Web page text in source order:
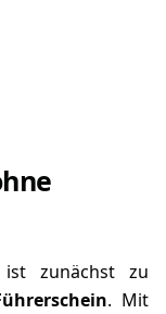
zunächst zu
. Mit